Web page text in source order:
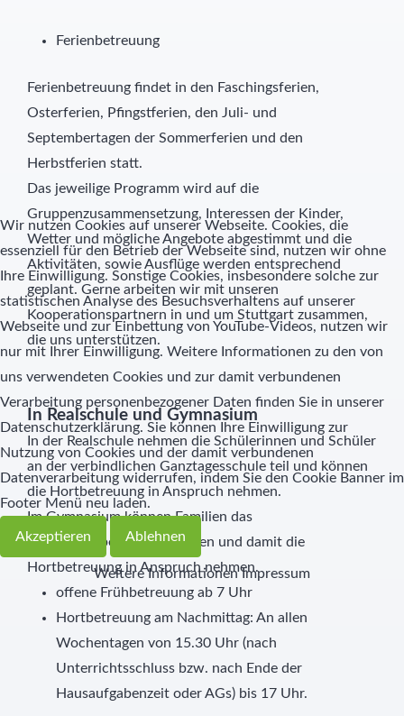
Ferienbetreuung
Ferienbetreuung findet in den Faschingsferien,
Osterferien, Pfingstferien, den Juli- und
Septembertagen der Sommerferien und den
Herbstferien statt.
Das jeweilige Programm wird auf die
Gruppenzusammensetzung, Interessen der Kinder,
Wetter und mögliche Angebote abgestimmt und die
Aktivitäten, sowie Ausflüge werden entsprechend
geplant. Gerne arbeiten wir mit unseren
Kooperationspartnern in und um Stuttgart zusammen,
die uns unterstützen.
In Realschule und Gymnasium
In der Realschule nehmen die Schülerinnen und Schüler
an der verbindlichen Ganztagesschule teil und können
die Hortbetreuung in Anspruch nehmen.
Im Gymnasium können Familien das
„Hausaufgabenpaket“ buchen und damit die
Hortbetreuung in Anspruch nehmen.
offene Frühbetreuung ab 7 Uhr
Hortbetreuung am Nachmittag: An allen
Wochentagen von 15.30 Uhr (nach
Unterrichtsschluss bzw. nach Ende der
Hausaufgabenzeit oder AGs) bis 17 Uhr.
Wir nutzen Cookies auf unserer Webseite. Cookies, die
essenziell für den Betrieb der Webseite sind, nutzen wir ohne
Ihre Einwilligung. Sonstige Cookies, insbesondere solche zur
statistischen Analyse des Besuchsverhaltens auf unserer
Webseite und zur Einbettung von YouTube-Videos, nutzen wir
nur mit Ihrer Einwilligung. Weitere Informationen zu den von
uns verwendeten Cookies und zur damit verbundenen
Verarbeitung personenbezogener Daten finden Sie in unserer
Datenschutzerklärung. Sie können Ihre Einwilligung zur
Nutzung von Cookies und der damit verbundenen
Datenverarbeitung widerrufen, indem Sie den Cookie Banner im
Footer Menü neu laden.
Akzeptieren Ablehnen
Weitere Informationen Impressum